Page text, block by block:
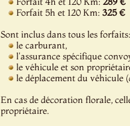
Forfait 5h et 120 Km: 325 €
Sont inclus dans tous les forfaits:
le carburant,
l'assurance spécifique
le véhicule et son
le déplacement du véhicule
En cas de décoration florale,
propriétaire.